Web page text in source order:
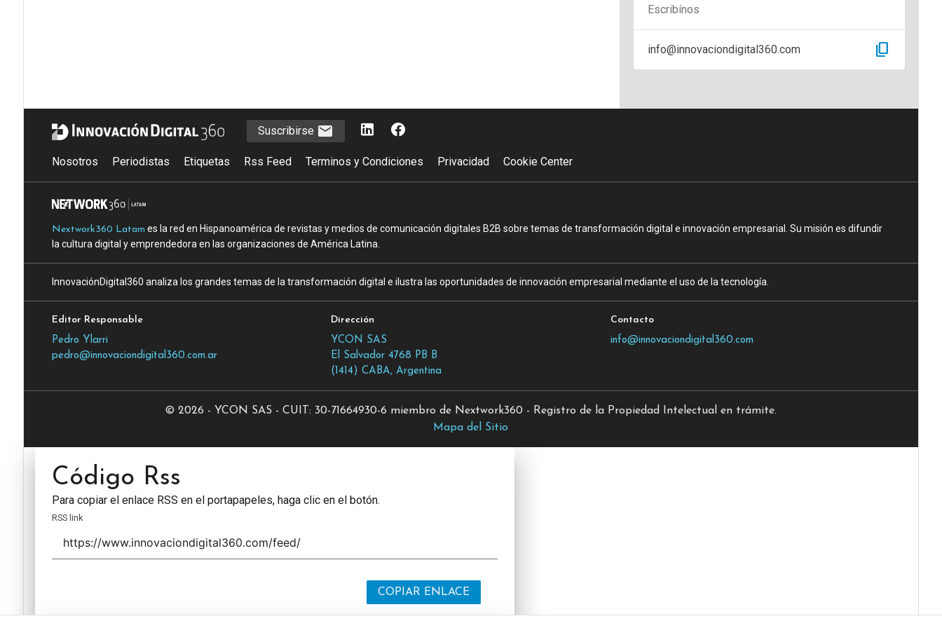
Escribínos
info@innovaciondigital360.com content_copy
Suscribirse
Nosotros Periodistas Etiquetas Rss Feed Terminos y Condiciones Privacidad Cookie Center
Nextwork360 Latam es la red en Hispanoamérica de revistas y medios de comunicación digitales B2B sobre temas de transformación digital e innovación empresarial. Su misión es difundir
la cultura digital y emprendedora en las organizaciones de América Latina.
InnovaciónDigital360 analiza los grandes temas de la transformación digital e ilustra las oportunidades de innovación empresarial mediante el uso de la tecnología.
Editor Responsable
Pedro Ylarri
pedro@innovaciondigital360.com.ar
Dirección
YCON SAS
El Salvador 4768 PB B
(1414) CABA, Argentina
Contacto
info@innovaciondigital360.com
© 2026 - YCON SAS - CUIT: 30-71664930-6 miembro de Nextwork360 - Registro de la Propiedad Intelectual en trámite.
Mapa del Sitio
Código Rss
Para copiar el enlace RSS en el portapapeles, haga clic en el botón.
RSS link
COPIAR ENLACE